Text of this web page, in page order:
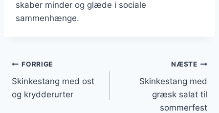
skaber minder og glæde i sociale
sammenhænge.
Indlægsnavigation
FORRIGE
Skinkestang med ost
og krydderurter
NÆSTE
Skinkestang med
græsk salat til
sommerfest